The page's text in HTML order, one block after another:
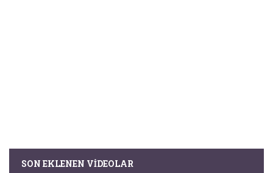
SON EKLENEN VIDEOLAR